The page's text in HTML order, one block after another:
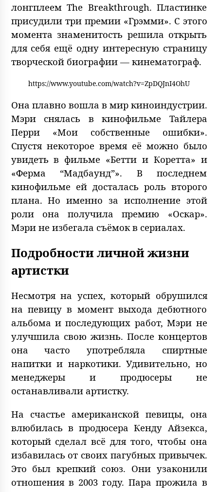
лонгплеем The Breakthrough. Пластинке
присудили три премии «Грэмми». С этого
момента знаменитость решила открыть
для себя ещё одну интересную страницу
творческой биографии — кинематограф.
https://www.youtube.com/watch?v=ZpDQJnI4OhU
Она плавно вошла в мир киноиндустрии.
Мэри снялась в кинофильме Тайлера
Перри «Мои собственные ошибки».
Спустя некоторое время её можно было
увидеть в фильме «Бетти и Коретта» и
«Ферма “Мадбаунд”». В последнем
кинофильме ей досталась роль второго
плана. Но именно за исполнение этой
роли она получила премию «Оскар».
Мэри не избегала съёмок в сериалах.
Подробности личной жизни
артистки
Несмотря на успех, который обрушился
на певицу в момент выхода дебютного
альбома и последующих работ, Мэри не
улучшила свою жизнь. После концертов
она часто употребляла спиртные
напитки и наркотики. Удивительно, но
менеджеры и продюсеры не
останавливали артистку.
На счастье американской певицы, она
влюбилась в продюсера Кенду Айзекса,
который сделал всё для того, чтобы она
избавилась от своих пагубных привычек.
Это был крепкий союз. Они узаконили
отношения в 2003 году. Пара прожила в